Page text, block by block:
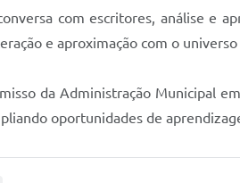
com escritores, análise e
e aproximação com o universo
da Administração Municipal
oportunidades de